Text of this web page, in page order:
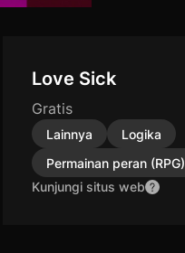
Love Sick
Gratis
Lainnya
Logika
Permainan peran (RPG)
Kunjungi situs web